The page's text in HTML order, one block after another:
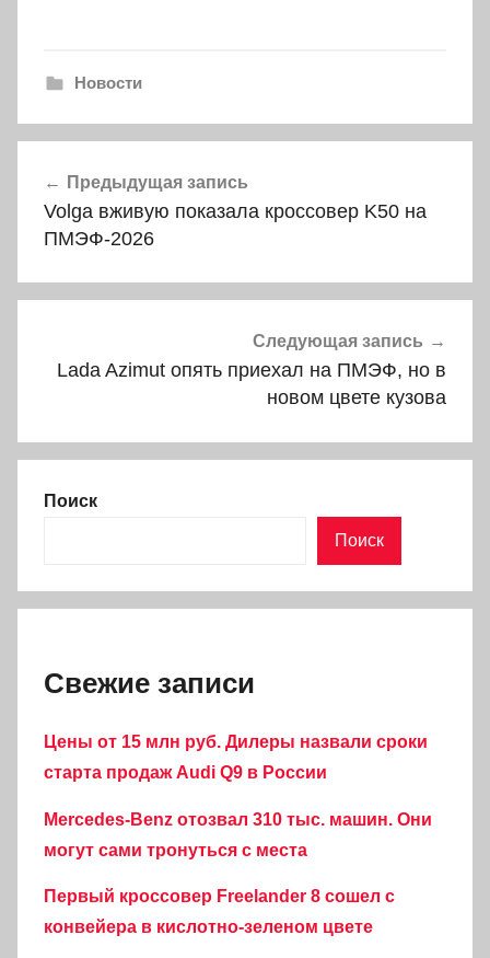
Новости
по
записям
Предыдущая запись
Volga вживую показала кроссовер K50 на
ПМЭФ-2026
Следующая запись
Lada Azimut опять приехал на ПМЭФ, но в
новом цвете кузова
Поиск
Поиск
Свежие записи
Цены от 15 млн руб. Дилеры назвали сроки
старта продаж Audi Q9 в России
Mercedes-Benz отозвал 310 тыс. машин. Они
могут сами тронуться с места
Первый кроссовер Freelander 8 сошел с
конвейера в кислотно-зеленом цвете